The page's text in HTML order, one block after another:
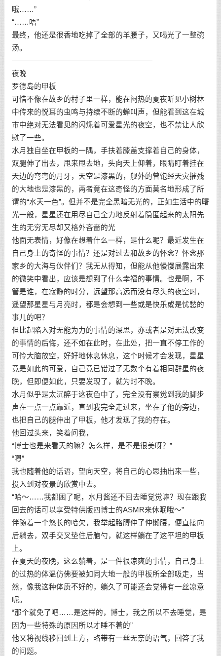
哦……”
“……唔”
最终，他还是很香地吃掉了全部的羊腰子，又喝光了一整碗
汤。
———————————————————
夜晚
罗德岛的甲板
可惜不像在故乡的村子里一样，能在闷热的夏夜听见小树林
中传来的悦耳的虫鸣与持续不断的蝉叫声，但能看到这在城
市中绝对无法看见的闪烁着可爱星光的夜空，也不禁让人欣
慰了一些。
水月独自坐在甲板的一隅，手扶着膝盖支撑着自己的身体，
双腿伸了出去，甩来甩去地，头向天上仰着，眼睛盯着挂在
天边的弯弯的月牙，天空是漆黑的，舰外的曾饱经天灾摧残
的大地也是漆黑的，两者竟在这奇怪的方面莫名地形成了所
谓的“水天一色”。但并不是完全黑暗无光的，正如生活中的曙
光一般，星星还在用尽自己全力地反射着隐匿起来的太阳先
生的无穷无尽却又格外吝啬的光
他面无表情，好像在想着什么一样，是什么呢？最近发生在
自己身上的奇怪的事情？还是对过去和故乡的怀念？怀念那
家乡的大海与伙伴们？我无从得知，但能从他慢慢展露出来
的微笑中看出，应该是想到了什么幸福的事情。也是啊，不
管是谁，在寂静的时分，远望那高远而没有尽头的夜空时，
遥望那星星与月亮时，都是会想到一些或是快乐或是忧愁的
事儿的吧？
但比起陷入对无能为力的事情的深思，亦或者是对无法改变
的事情的后悔，还不如在此时，在此处，把一直不停工作的
可怜大脑放空，好好地休息休息，这个时候才会发现，星星
竟是如此的可爱，自己竟已错过了无数个有着相同群星的夜
晚，但即便如此，只要发现了，就为时不晚。
水月似乎是太沉醉于这夜色中了，完全没有察觉到我的脚步
声在一点一点靠近，直到我完全走过来，坐在了他的旁边，
也把自己的腿伸出了甲板，他才发现了我的存在。
他回过头来，笑着问我，
“博士也是来看天的嘛？怎么样，是不是很美呀？”
“嗯”
我也随着他的话语，望向天空，将自己的心思抽出来一些，
投入到对夜景的欣赏中去。
“哈～……我都困了呢，水月酱还不回去睡觉觉嘛？现在跟我
回去的话可以享受特供版四博士的ASMR来休眠哦～”
伴随着一个悠长的哈欠，我举起胳膊伸了伸懒腰，便直接向
后躺去，双手交叉垫住后脑勺，就这样躺在了这平坦的甲板
上。
在夏天的夜晚，这么躺着，是一件很凉爽的事情，自己身上
的过热的体温仿佛要被如同大地一般的甲板所全部吸走，当
然，像我这种体质不好的，躺久了可能还会觉得有一丝凉意
呢。
“那个就免了吧……是这样的，博士，我之所以不去睡觉，是
因为一些特殊的原因所以才睡不着的”
他又将视线移回到上方，略带有一丝无奈的语气，回答了我
的问题。